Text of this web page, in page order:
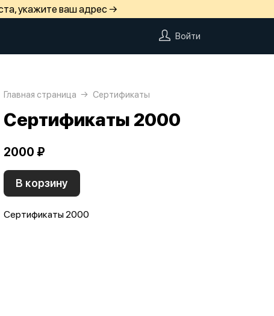
укажите ваш адрес →
Войти
Главная страница Сертификаты
Сертификаты 2000
2000 ₽
В корзину
Сертификаты 2000